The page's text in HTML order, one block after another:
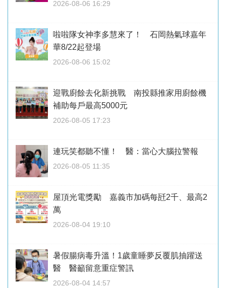
2026-08-06 16:29
啦啦隊女神李多慧來了！ 石岡熱氣球嘉年
華8/22起登場
2026-08-06 15:02
迎戰廚餘去化新挑戰 南投縣推家用廚餘機
補助每戶最高5000元
2026-08-05 17:23
連玩笑都聽不懂！ 醫：當心大腦拉警報
2026-08-05 11:35
屋頂光電獎勵 嘉義市加碼每瓩2千、最高2
萬
2026-08-04 19:10
暑假腸病毒升溫！1歲童睡夢反覆肌抽躍送
醫 醫籲留意重症警訊
2026-08-04 14:57